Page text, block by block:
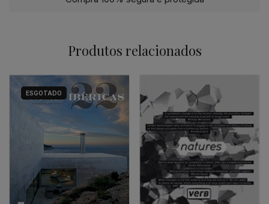
Produtos relacionados
ESGOTADO